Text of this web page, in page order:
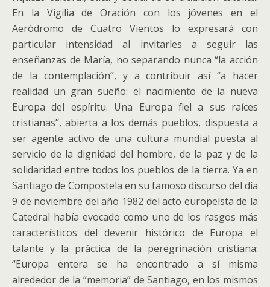
En la Vigilia de Oración con los jóvenes en el
Aeródromo de Cuatro Vientos lo expresará con
particular intensidad al invitarles a seguir las
enseñanzas de María, no separando nunca “la acción
de la contemplación”, y a contribuir así “a hacer
realidad un gran sueño: el nacimiento de la nueva
Europa del espíritu. Una Europa fiel a sus raíces
cristianas”, abierta a los demás pueblos, dispuesta a
ser agente activo de una cultura mundial puesta al
servicio de la dignidad del hombre, de la paz y de la
solidaridad entre todos los pueblos de la tierra. Ya en
Santiago de Compostela en su famoso discurso del día
9 de noviembre del año 1982 del acto europeísta de la
Catedral había evocado como uno de los rasgos más
característicos del devenir histórico de Europa el
talante y la práctica de la peregrinación cristiana:
“Europa entera se ha encontrado a sí misma
alrededor de la “memoria” de Santiago, en los mismos